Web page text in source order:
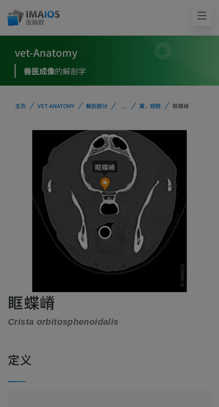
vet-Anatomy
兽医成像的解剖学
主页 VET-ANATOMY 解剖部分 ... 翼，翅膀 眶蝶嵴
眶蝶嵴
Crista orbitosphenoidalis
定义